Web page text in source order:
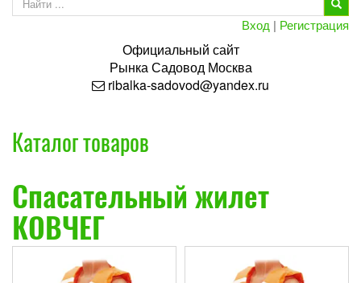
Вход | Регистрация
Официальный сайт
РынкаСадовод Москва
ribalka-sadovod@yandex.ru
Каталог товаров
Спасательный жилет
КОВЧЕГ